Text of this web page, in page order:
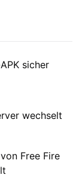
sicher
wechselt
Free Fire